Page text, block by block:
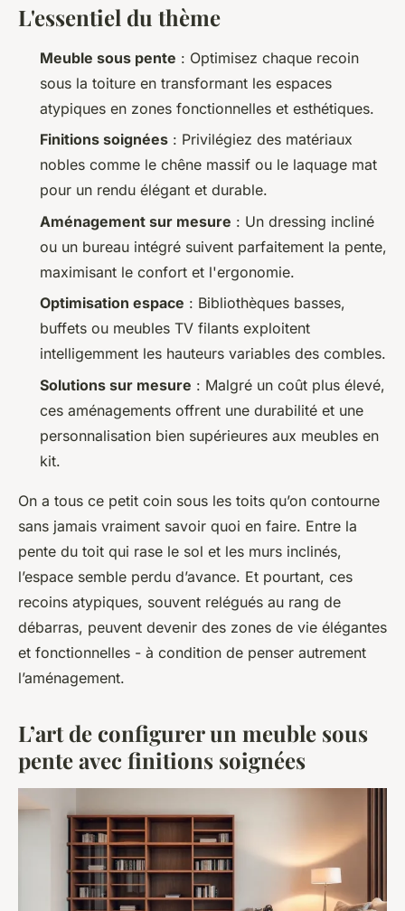
Top 5 meubles sous pente pour
un espace organisé et élégant
Fabien•20/04/2026 07:18•8 min de lecture
L'essentiel du thème
Meuble sous pente : Optimisez chaque recoin
sous la toiture en transformant les espaces
atypiques en zones fonctionnelles et esthétiques.
Finitions soignées : Privilégiez des matériaux
nobles comme le chêne massif ou le laquage mat
pour un rendu élégant et durable.
Aménagement sur mesure : Un dressing incliné
ou un bureau intégré suivent parfaitement la pente,
maximisant le confort et l'ergonomie.
Optimisation espace : Bibliothèques basses,
buffets ou meubles TV filants exploitent
intelligemment les hauteurs variables des combles.
Solutions sur mesure : Malgré un coût plus élevé,
ces aménagements offrent une durabilité et une
personnalisation bien supérieures aux meubles en
kit.
On a tous ce petit coin sous les toits qu’on contourne
sans jamais vraiment savoir quoi en faire. Entre la
pente du toit qui rase le sol et les murs inclinés,
l’espace semble perdu d’avance. Et pourtant, ces
recoins atypiques, souvent relégués au rang de
débarras, peuvent devenir des zones de vie élégantes
et fonctionnelles - à condition de penser autrement
l’aménagement.
L’art de configurer un meuble sous
pente avec finitions soignées